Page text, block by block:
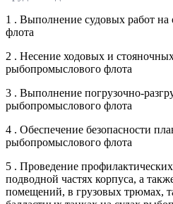
1 . Выполнение судовых работ
флота
2 . Несение ходовых и
рыбопромыслового флота
3 . Выполнение погрузочно-
рыбопромыслового флота
4 . Обеспечение безопасности
рыбопромыслового флота
5 . Проведение
подводной частях корпуса, а
помещений, в грузовых трюмах,